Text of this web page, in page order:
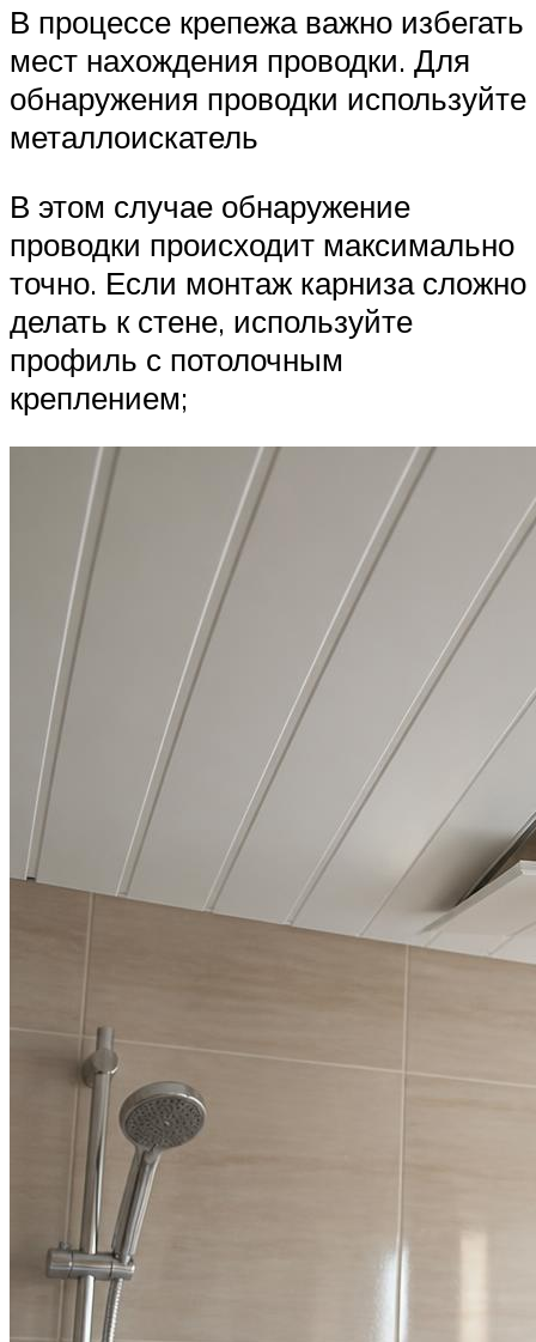
В процессе крепежа важно избегать
мест нахождения проводки. Для
обнаружения проводки используйте
металлоискатель
В этом случае обнаружение
проводки происходит максимально
точно. Если монтаж карниза сложно
делать к стене, используйте
профиль с потолочным
креплением;